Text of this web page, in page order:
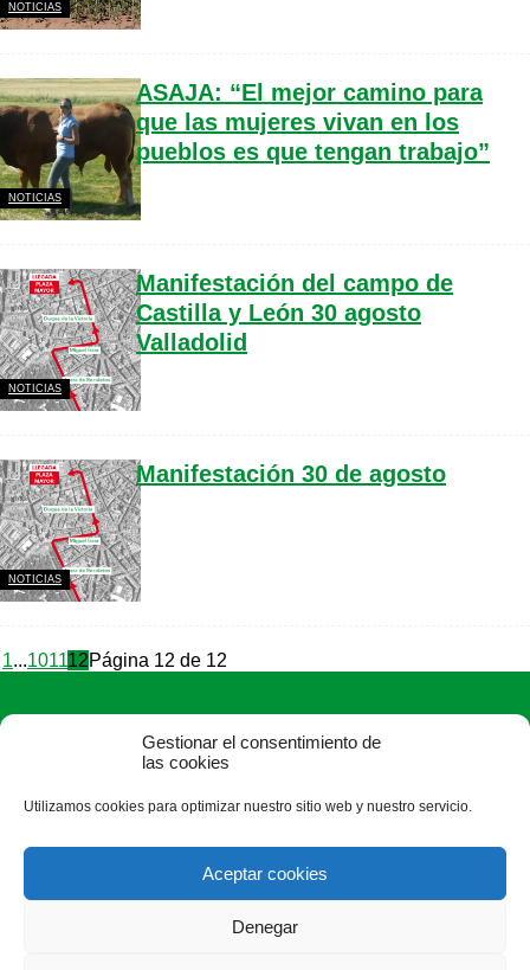
Gestionar el consentimiento de
las cookies
Utilizamos cookies para optimizar nuestro sitio web y nuestro servicio.
Aceptar cookies
Denegar
NOTICIAS
NOTICIAS
ASAJA: “El mejor camino para
que las mujeres vivan en los
pueblos es que tengan trabajo”
NOTICIAS
Manifestación del campo de
Castilla y León 30 agosto
Valladolid
NOTICIAS
Manifestación 30 de agosto
1...101112Página 12 de 12
ASAJA Zamora - Jóvenes Agricultores
Plaza de Alemania, 1, 3ª - 49014 Zamora - España · Tel.: +34
980 532 154 ·zamora@asajazamora.com